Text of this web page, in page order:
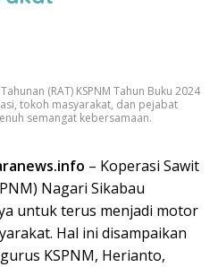
(RAT) KSPNM Tahun Buku 2024
tokoh masyarakat, dan pejabat
semangat kebersamaan.
– Koperasi Sawit
Nagari Sikabau
untuk terus menjadi motor
Hal ini disampaikan
KSPNM, Herianto,